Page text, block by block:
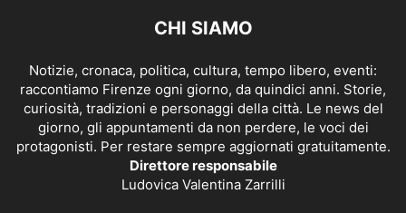
CHI SIAMO
Notizie, cronaca, politica, cultura, tempo libero, eventi:
raccontiamo Firenze ogni giorno, da quindici anni. Storie,
curiosità, tradizioni e personaggi della città. Le news del
giorno, gli appuntamenti da non perdere, le voci dei
protagonisti. Per restare sempre aggiornati gratuitamente.
Direttore responsabile
Ludovica Valentina Zarrilli